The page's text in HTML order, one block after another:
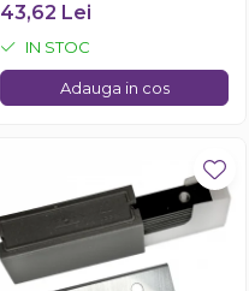
43,62 Lei
IN STOC
Adauga in cos